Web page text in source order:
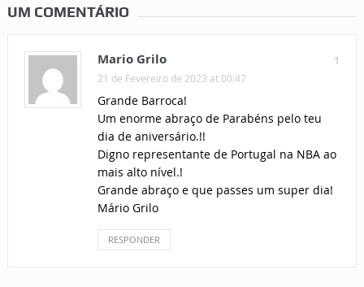
UM COMENTÁRIO
1
Mario Grilo
21 de Fevereiro de 2023 at 00:47
Grande Barroca!
Um enorme abraço de Parabéns pelo teu
dia de aniversário.!!
Digno representante de Portugal na NBA ao
mais alto nível.!
Grande abraço e que passes um super dia!
Mário Grilo
RESPONDER